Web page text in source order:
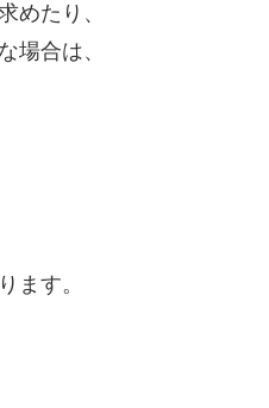
めたり、
場合は、
ます。